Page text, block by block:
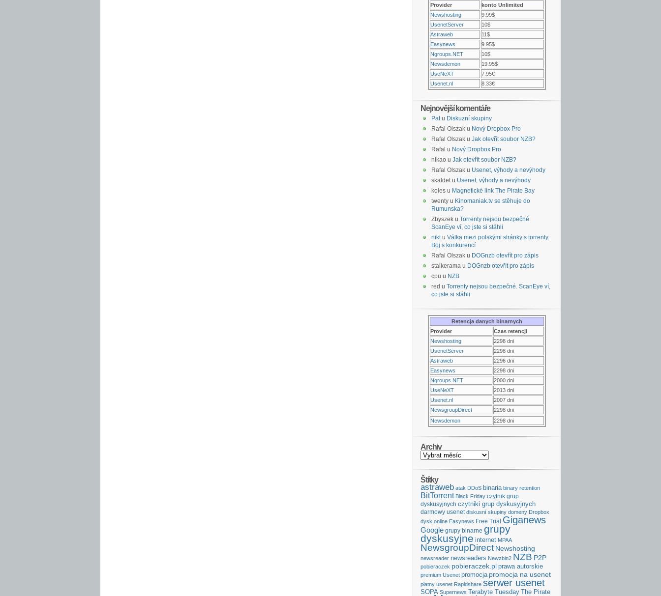
Provider
konto Unlimited
Newshosting
9.99$
UsenetServer
10$
Astraweb
11$
Easynews
9.95$
Ngroups.NET
10$
Newsdemon
19.95$
UseNeXT
7.95€
Usenet.nl
8.33€
Nejnovější komentáře
Patu Diskuzní skupiny
Rafal Olszak u Nový Dropbox Pro
Rafal Olszak u Jak otevřít soubor NZB?
Rafal u Nový Dropbox Pro
nikao u Jak otevřít soubor NZB?
Rafal Olszak u Usenet, výhody a nevýhody
skaldet u Usenet, výhody a nevýhody
koles u Magnetické link The Pirate Bay
twenty u Kinomaniak.tv se stěhuje do
Rumunska?
Zbyszek u Torrenty nejsou bezpečné.
ScanEye ví, co jste si stáhli
niktu Válka mezi polskými stránky s torrenty.
Boj s konkurencí
Rafal Olszak u DOGnzb otevřít pro zápis
stalkerama u DOGnzb otevřít pro zápis
cpu u NZB
red u Torrenty nejsou bezpečné. ScanEye ví,
co jste si stáhli
Retencja danych binarnych
Provider
Czas retencji
Newshosting
2298 dni
UsenetServer
2298 dni
Astraweb
2296 dni
Easynews
2298 dni
Ngroups.NET
2000 dni
UseNeXT
2013 dni
Usenet.nl
2007 dni
NewsgroupDirect
2298 dni
Newsdemon
2298 dni
Archiv
Štítky
astraweb atak DDoS binaria binary retention
BitTorrent Black Friday czytnik grup
dyskusyjnych czytniki grup dyskusyjnych
darmowy usenet diskusní skupiny domeny Dropbox
dysk online Easynews Free Trial Giganews
Google grupy binarne grupy
dyskusyjne internet MPAA
NewsgroupDirect Newshosting
newsreader newsreaders Newzbin2 NZB P2P
pobieraczek pobieraczek.pl prawa autorskie
premium Usenet promocja promocja na usenet
płatny usenet Rapidshare serwer usenet
SOPA Supernews Terabyte Tuesday The Pirate